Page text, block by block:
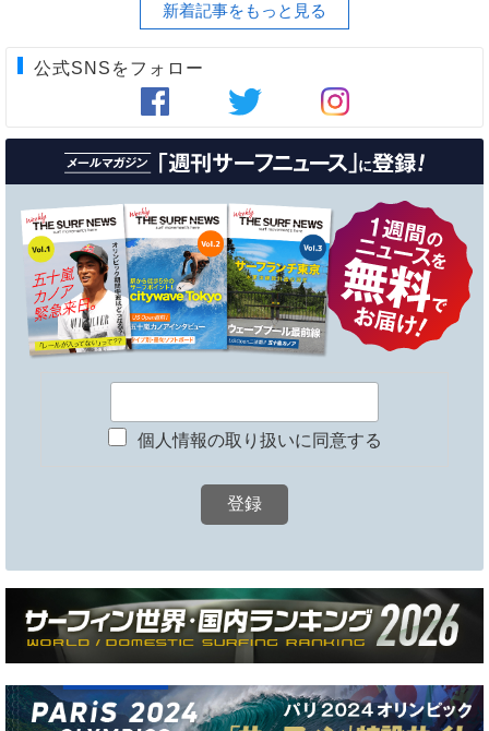
新着記事をもっと見る
公式SNSをフォロー
個人情報の取り扱いに同意する